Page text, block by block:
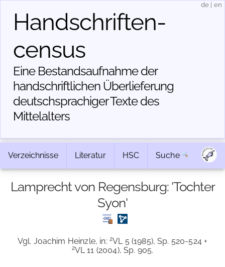
Handschriften­
census
Eine Bestandsaufnahme der
handschriftlichen Über­lieferung
deutschsprachiger Texte des
Mittelalters
de en
Verzeichnisse Literatur HSC Suche
Lamprecht von Regensburg: 'Tochter
Syon'
Vgl. Joachim Heinzle, in: 2VL 5 (1985), Sp. 520-524 +
2VL 11 (2004), Sp. 905.